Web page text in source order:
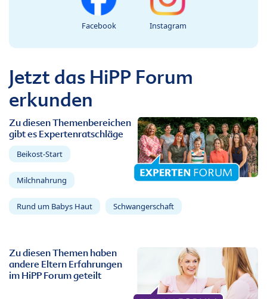
Facebook Instagram
Jetzt das HiPP Forum
erkunden
Zu diesen Themenbereichen
gibt es Expertenratschläge
Beikost-Start
Milchnahrung
Rund um Babys Haut Schwangerschaft
Zu diesen Themen haben
andere Eltern Erfahrungen
im HiPP Forum geteilt